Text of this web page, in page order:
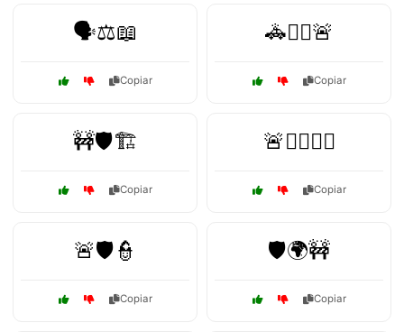
🗣️⚖️📖
Copiar
🚓👮‍♂️🚨
Copiar
🚧🛡️🏗️
Copiar
🚨👨‍✈️👩‍✈️
Copiar
🚨🛡️👮
Copiar
🛡️🌍🚧
Copiar